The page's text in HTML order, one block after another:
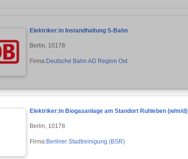
Elektriker:in Instandhaltung S-Bahn
Berlin, 10178
Firma:Deutsche Bahn AG Region Ost
Elektriker:in Biogasanlage am Standort Ruhleben (w/m/d)
Berlin, 10178
Firma:Berliner Stadtreinigung (BSR)